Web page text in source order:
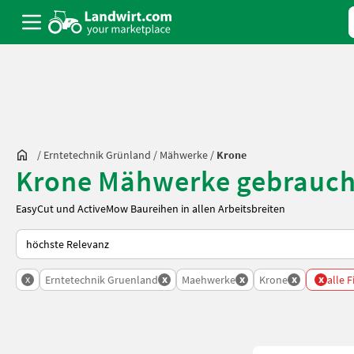
/ Erntetechnik Grünland / Mähwerke / Krone
Krone Mähwerke
EasyCut und ActiveMow Baureihen in allen Arbeitsbreiten
So wird auf Landwirt.com sortiert
x Erntetechnik Gruenland x Maehwerke x Krone x x alle